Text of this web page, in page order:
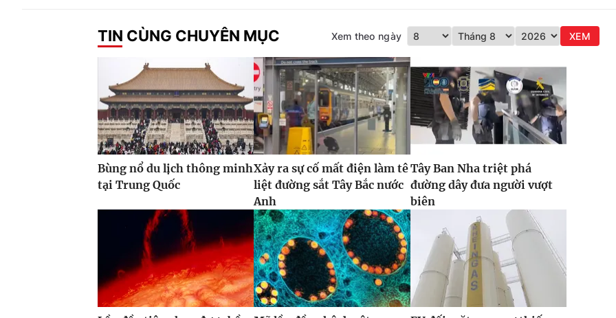
TIN CÙNG CHUYÊN MỤC Xem theo ngày XEM
Bùng nổ du lịch thông minh
tại Trung Quốc
Xảy ra sự cố mất điện làm tê
liệt đường sắt Tây Bắc nước
Anh
Tây Ban Nha triệt phá
đường dây đưa người vượt
biên